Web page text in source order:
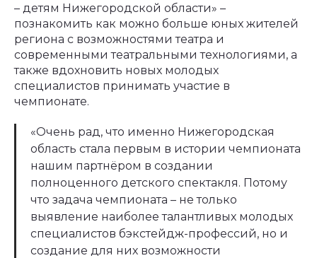
– детям Нижегородской области» –
познакомить как можно больше юных жителей
региона с возможностями театра и
современными театральными технологиями, а
также вдохновить новых молодых
специалистов принимать участие в
чемпионате.
«Очень рад, что именно Нижегородская
область стала первым в истории чемпионата
нашим партнёром в создании
полноценного детского спектакля. Потому
что задача чемпионата – не только
выявление наиболее талантливых молодых
специалистов бэкстейдж-профессий, но и
создание для них возможности